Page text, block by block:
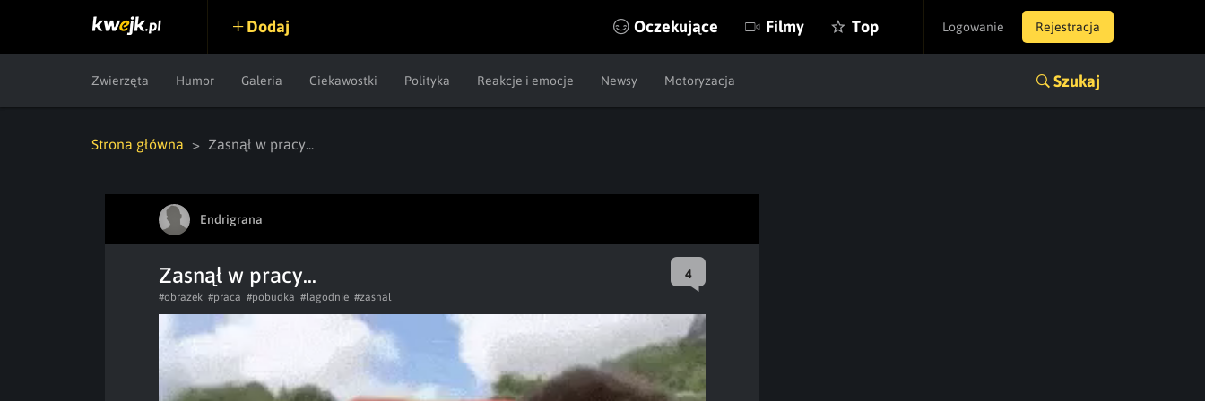
Logowanie Rejestracja
Dodaj Oczekujące Filmy Top
Zwierzęta Humor Galeria Ciekawostki Polityka Reakcje i emocje Newsy Motoryzacja Szukaj
Strona główna Zasnął w pracy...
Endrigrana
Zasnął w pracy... 4
#obrazek #praca #pobudka #lagodnie #zasnal